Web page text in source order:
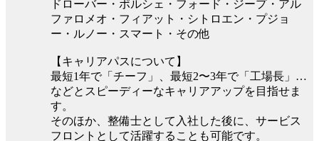
ドローバー・ポルシェ・フォード・ジープ・アル
ファロメオ・フィアット・シトロエン・プジョ
ー・ルノー・スマート・その他
【キャリアパスについて】
最短1年で「チーフ」、最短2〜3年で「工場長」…
などとスピーディーなキャリアアップを目指せま
す。
そのほか、整備士として入社した後に、サービス
フロントとして活躍することも可能です。